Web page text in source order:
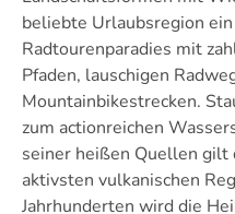
beliebte Urlaubsregion
Radtourenparadies mit
Pfaden, lauschigen
Mountainbikestrecken.
zum actionreichen
seiner heißen Quellen gilt
aktivsten vulkanischen
Jahrhunderten wird die